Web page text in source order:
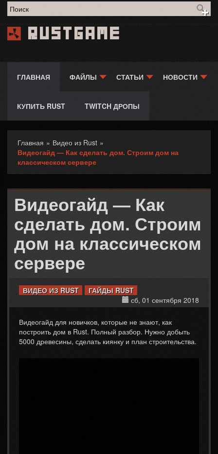
Форма поиска
Rustgame
ГЛАВНАЯ ФАЙЛЫ СТАТЬИ НОВОСТИ
КУПИТЬ RUST TWITCH ДРОПЫ
Вы здесь
Главная » Видео из Rust »
Видеогайд — Как сделать дом. Строим дом на
классическом сервере
Видеогайд — Как
сделать дом. Строим
дом на классическом
сервере
ВИДЕО ИЗ RUST
ГАЙДЫ RUST
сб, 01 сентября 2018
Видеогайд для новичков, которые не знают, как
построить дом в Rust. Полный разбор. Нужно добыть
5000 древесины, сделать киянку и план строительства.